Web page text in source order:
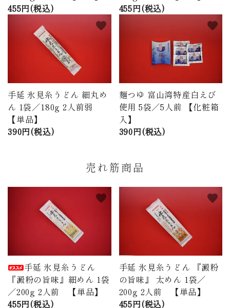
455円(税込)
455円(税込)
手延 氷見糸うどん 細丸め
ん 1袋／180g 2人前弱
【単品】
390円(税込)
favorite
麺つゆ 富山湾特産白えび
使用 5袋／5人前 【化粧箱
入】
390円(税込)
favorite
売れ筋商品
手延 氷見糸うどん
『澱粉の旨味』細めん 1袋
／200g 2人前 【単品】
455円(税込)
favorite
手延 氷見糸うどん 『澱粉
の旨味』 太めん 1袋／
200g 2人前 【単品】
455円(税込)
favorite